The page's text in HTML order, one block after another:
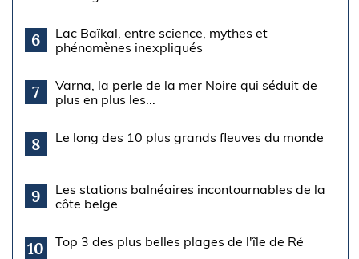
6
Lac Baïkal, entre science, mythes et
phénomènes inexpliqués
7
Varna, la perle de la mer Noire qui séduit de
plus en plus les...
8 Le long des 10 plus grands fleuves du monde
9
Les stations balnéaires incontournables de la
côte belge
10 Top 3 des plus belles plages de l'île de Ré